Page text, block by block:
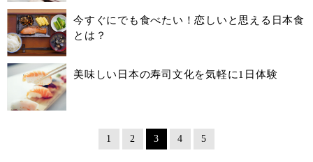
今すぐにでも食べたい！恋しいと思える日本食
とは？
美味しい日本の寿司文化を気軽に1日体験
1 2 3 4 5